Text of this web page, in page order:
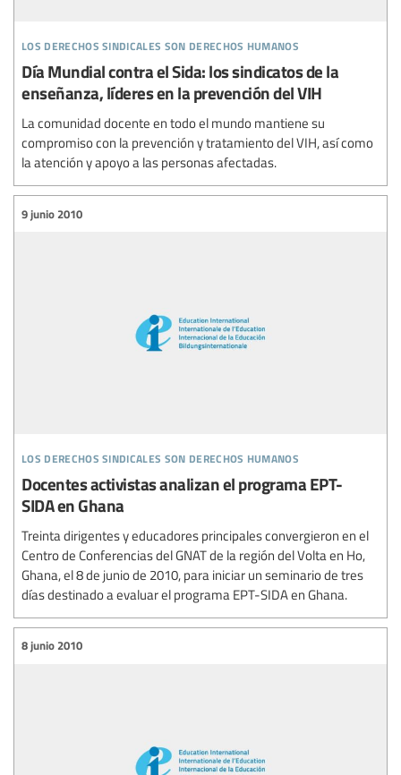
los derechos sindicales son derechos humanos
Día Mundial contra el Sida: los sindicatos de la
enseñanza, líderes en la prevención del VIH
La comunidad docente en todo el mundo mantiene su
compromiso con la prevención y tratamiento del VIH, así como
la atención y apoyo a las personas afectadas.
los derechos sindicales son derechos humanos
9 junio 2010
Docentes activistas analizan el programa EPT-
SIDA en Ghana
Treinta dirigentes y educadores principales convergieron en el
Centro de Conferencias del GNAT de la región del Volta en Ho,
Ghana, el 8 de junio de 2010, para iniciar un seminario de tres
días destinado a evaluar el programa EPT-SIDA en Ghana.
8 junio 2010